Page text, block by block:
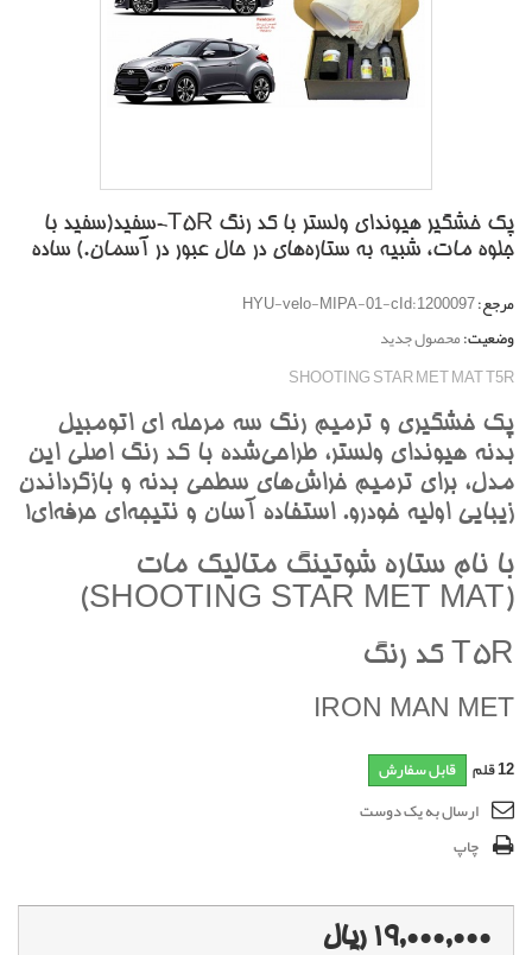
پک خشگير هیوندای ولستر با کد رنگ T5R-سفيد(سفيد با
جلوه مات، شبيه به ستاره‌هاي در حال عبور در آسمان.) ساده
مرجع:HYU-velo-MIPA-01-cId:1200097
وضعیت:محصول جدید
SHOOTING STAR MET MAT T5R
پک خشگيري و ترميم رنگ سه مرحله اي اتومبيل
بدنه هيونداي ولستر، طراحي‌شده با کد رنگ اصلي اين
مدل، براي ترميم خراش‌هاي سطحي بدنه و بازگرداندن
زيبايي اوليه خودرو. استفاده آسان و نتيجه‌اي حرفه‌اي!
با نام ستاره شوتينگ متاليک مات
(SHOOTING STAR MET MAT)
T5R کد رنگ
IRON MAN MET
12قلم قابل سفارش
ارسال به یک دوست
چاپ
19,000,000 ریال